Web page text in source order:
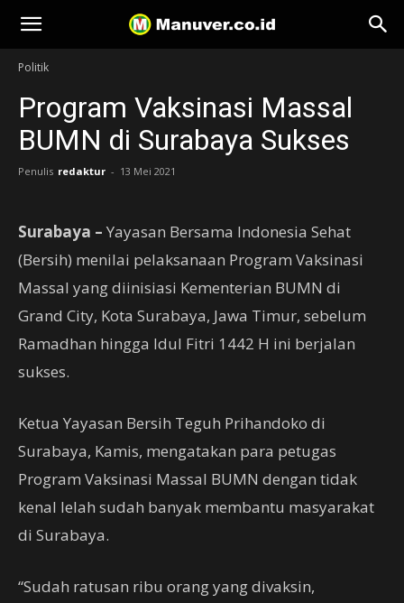
Manuver
Politik
Program Vaksinasi Massal
BUMN di Surabaya Sukses
Penulis redaktur - 13 Mei 2021
Surabaya – Yayasan Bersama Indonesia Sehat
(Bersih) menilai pelaksanaan Program Vaksinasi
Massal yang diinisiasi Kementerian BUMN di
Grand City, Kota Surabaya, Jawa Timur, sebelum
Ramadhan hingga Idul Fitri 1442 H ini berjalan
sukses.
Ketua Yayasan Bersih Teguh Prihandoko di
Surabaya, Kamis, mengatakan para petugas
Program Vaksinasi Massal BUMN dengan tidak
kenal lelah sudah banyak membantu masyarakat
di Surabaya.
“Sudah ratusan ribu orang yang divaksin,